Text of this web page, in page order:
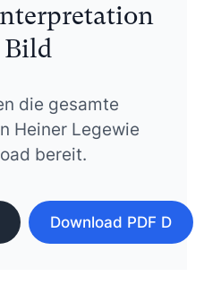
Bild
die gesamte
Heiner Legewie
bereit.
Download PDF D